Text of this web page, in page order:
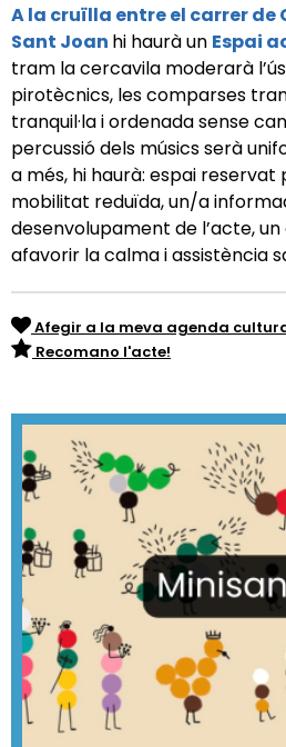
A la cruïlla entre el carrer de
Sant Joan hi haurà un Espai
tram la cercavila moderarà
pirotècnics, les comparses
tranquil·la i ordenada sense
percussió dels músics serà
a més, hi haurà: espai
mobilitat reduïda, un/a
desenvolupament de l’acte,
afavorir la calma i assistència
Afegir a la meva agenda
Recomano l'acte!